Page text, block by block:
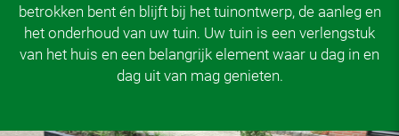
betrokken bent én blijft bij het tuinontwerp, de aanleg en
het onderhoud van uw tuin. Uw tuin is een verlengstuk
van het huis en een belangrijk element waar u dag in en
dag uit van mag genieten.